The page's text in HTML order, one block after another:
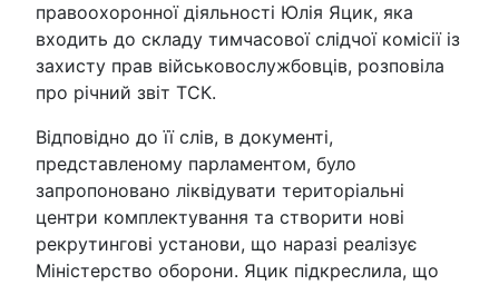
правоохоронної діяльності Юлія Яцик, яка
входить до складу тимчасової слідчої комісії із
захисту прав військовослужбовців, розповіла
про річний звіт ТСК.
Відповідно до її слів, в документі,
представленому парламентом, було
запропоновано ліквідувати територіальні
центри комплектування та створити нові
рекрутингові установи, що наразі реалізує
Міністерство оборони. Яцик підкреслила, що